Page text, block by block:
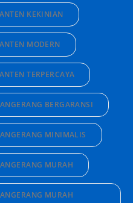
KEKINIAN
MODERN
TERPERCAYA
BERGARANSI
MINIMALIS
MURAH
MURAH